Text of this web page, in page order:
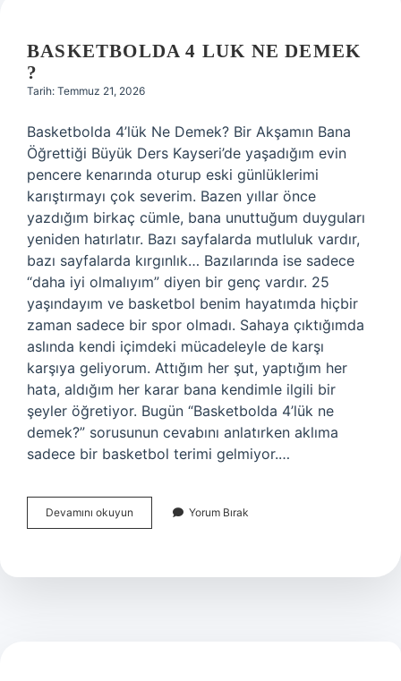
BASKETBOLDA 4 LUK NE DEMEK
?
Tarih: Temmuz 21, 2026
Basketbolda 4’lük Ne Demek? Bir Akşamın Bana
Öğrettiği Büyük Ders Kayseri’de yaşadığım evin
pencere kenarında oturup eski günlüklerimi
karıştırmayı çok severim. Bazen yıllar önce
yazdığım birkaç cümle, bana unuttuğum duyguları
yeniden hatırlatır. Bazı sayfalarda mutluluk vardır,
bazı sayfalarda kırgınlık… Bazılarında ise sadece
“daha iyi olmalıyım” diyen bir genç vardır. 25
yaşındayım ve basketbol benim hayatımda hiçbir
zaman sadece bir spor olmadı. Sahaya çıktığımda
aslında kendi içimdeki mücadeleyle de karşı
karşıya geliyorum. Attığım her şut, yaptığım her
hata, aldığım her karar bana kendimle ilgili bir
şeyler öğretiyor. Bugün “Basketbolda 4’lük ne
demek?” sorusunun cevabını anlatırken aklıma
sadece bir basketbol terimi gelmiyor.…
Devamını okuyun Basketbolda
4
demek
Yorum Bırak